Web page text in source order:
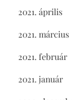
2021. április
2021. március
2021. február
2021. január